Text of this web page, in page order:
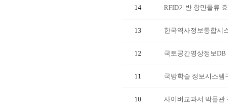
14 RFID기반 항만물류
13 한국역사정보통합시
12 국토공간영상정보DB
11 국방학술 정보시스템
10 사이버교과서 박물관